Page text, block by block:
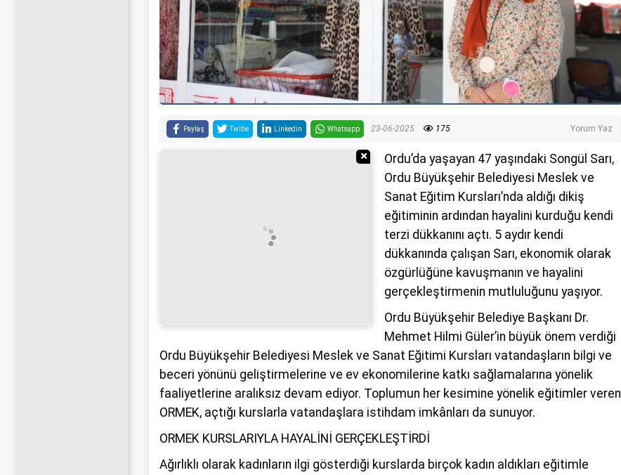
Paylaş Twitle Linkedin Whatsapp 23-06-2025 175 Yorum Yaz
Reklamı Gizle
Ordu’da yaşayan 47 yaşındaki Songül Sarı,
Ordu Büyükşehir Belediyesi Meslek ve
Sanat Eğitim Kursları’nda aldığı dikiş
eğitiminin ardından hayalini kurduğu kendi
terzi dükkanını açtı. 5 aydır kendi
dükkanında çalışan Sarı, ekonomik olarak
özgürlüğüne kavuşmanın ve hayalini
gerçekleştirmenin mutluluğunu yaşıyor.
Ordu Büyükşehir Belediye Başkanı Dr.
Mehmet Hilmi Güler’in büyük önem verdiği
Ordu Büyükşehir Belediyesi Meslek ve Sanat Eğitimi Kursları vatandaşların bilgi ve
beceri yönünü geliştirmelerine ve ev ekonomilerine katkı sağlamalarına yönelik
faaliyetlerine aralıksız devam ediyor. Toplumun her kesimine yönelik eğitimler veren
ORMEK, açtığı kurslarla vatandaşlara istihdam imkânları da sunuyor.
ORMEK KURSLARIYLA HAYALİNİ GERÇEKLEŞTİRDİ
Ağırlıklı olarak kadınların ilgi gösterdiği kurslarda birçok kadın aldıkları eğitimle